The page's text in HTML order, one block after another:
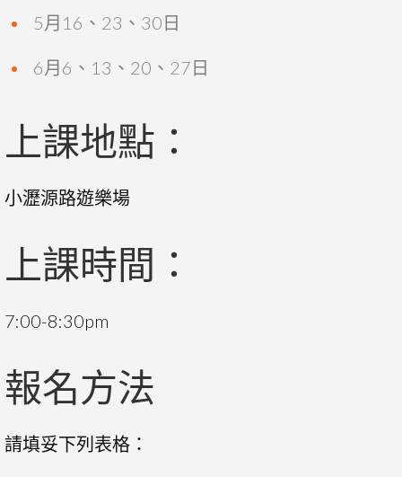
5月16、23、30日
6月6、13、20、27日
上課地點：
小瀝源路遊樂場
上課時間：
7:00-8:30pm
報名方法
請填妥下列表格：